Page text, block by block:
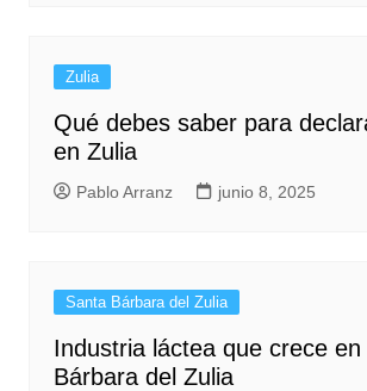
Zulia
Qué debes saber para
en Zulia
Pablo Arranz junio 8, 2025
Santa Bárbara del Zulia
Industria láctea que crece en
Bárbara del Zulia